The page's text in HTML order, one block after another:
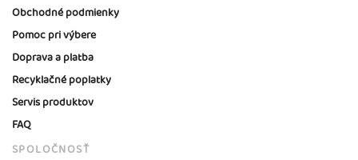
Obchodné podmienky
Pomoc pri výbere
Doprava a platba
Recyklačné poplatky
Servis produktov
FAQ
SPOLOČNOSŤ